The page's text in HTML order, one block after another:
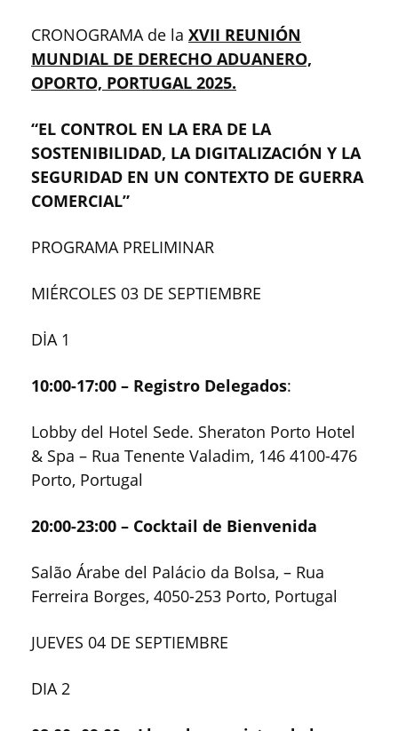
CRONOGRAMA de la XVII REUNIÓN
MUNDIAL DE DERECHO ADUANERO,
OPORTO, PORTUGAL 2025.
“EL CONTROL EN LA ERA DE LA
SOSTENIBILIDAD, LA DIGITALIZACIÓN Y LA
SEGURIDAD EN UN CONTEXTO DE GUERRA
COMERCIAL”
PROGRAMA PRELIMINAR
MIÉRCOLES 03 DE SEPTIEMBRE
DİA 1
10:00-17:00 – Registro Delegados:
Lobby del Hotel Sede. Sheraton Porto Hotel
& Spa – Rua Tenente Valadim, 146 4100-476
Porto, Portugal
20:00-23:00 – Cocktail de Bienvenida
Salão Árabe del Palácio da Bolsa, – Rua
Ferreira Borges, 4050-253 Porto, Portugal
JUEVES 04 DE SEPTIEMBRE
DIA 2